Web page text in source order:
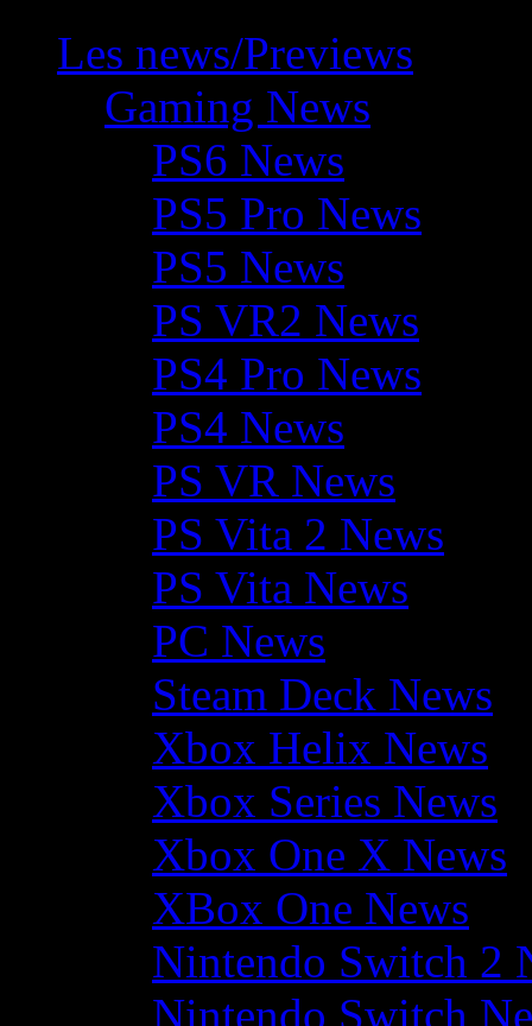
Les news/Previews
Gaming News
PS6 News
PS5 Pro News
PS5 News
PS VR2 News
PS4 Pro News
PS4 News
PS VR News
PS Vita 2 News
PS Vita News
PC News
Steam Deck News
Xbox Helix News
Xbox Series News
Xbox One X News
XBox One News
Nintendo Switch 2
Nintendo Switch